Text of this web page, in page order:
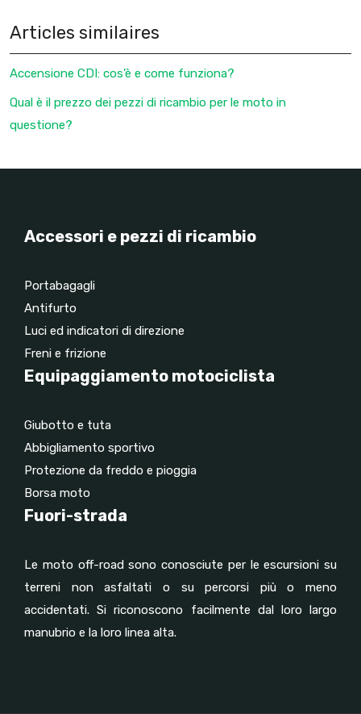
Articles similaires
Accensione CDI: cos’è e come funziona?
Qual è il prezzo dei pezzi di ricambio per le moto in
questione?
Accessori e pezzi di ricambio
Portabagagli
Antifurto
Luci ed indicatori di direzione
Freni e frizione
Equipaggiamento motociclista
Giubotto e tuta
Abbigliamento sportivo
Protezione da freddo e pioggia
Borsa moto
Fuori-strada
Le moto off-road sono conosciute per le escursioni su
terreni non asfaltati o su percorsi più o meno
accidentati. Si riconoscono facilmente dal loro largo
manubrio e la loro linea alta.